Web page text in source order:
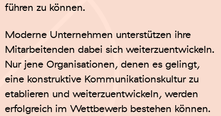
führen zu können.
Moderne Unternehmen unterstützen ihre
Mitarbeitenden dabei sich weiterzuentwickeln.
Nur jene Organisationen, denen es gelingt,
eine konstruktive Kommunikationskultur zu
etablieren und weiterzuentwickeln, werden
erfolgreich im Wettbewerb bestehen können.